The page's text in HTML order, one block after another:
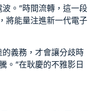
。”時間流轉，這一段
將能量注進新一代電子
義務，才會讓分歧時
。”在耿慶的不雅影日